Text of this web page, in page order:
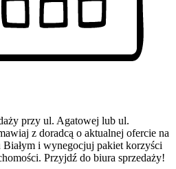
przy ul. Agatowej lub ul.
z doradcą o aktualnej ofercie na
Białym i wynegocjuj pakiet korzyści
Przyjdź do biura sprzedaży!